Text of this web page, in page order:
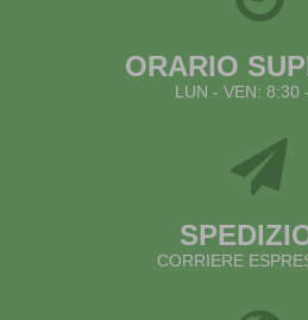
ORARIO
LUN - VEN: 8:30
CORRIERE